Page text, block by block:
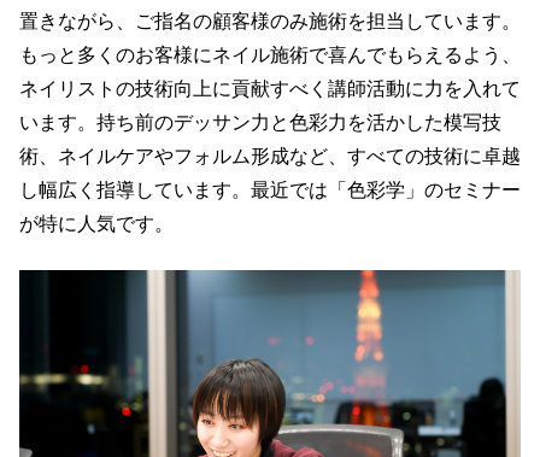
置きながら、ご指名の顧客様のみ施術を担当しています。
もっと多くのお客様にネイル施術で喜んでもらえるよう、
ネイリストの技術向上に貢献すべく講師活動に力を入れて
います。持ち前のデッサン力と色彩力を活かした模写技
術、ネイルケアやフォルム形成など、すべての技術に卓越
し幅広く指導しています。最近では「色彩学」のセミナー
が特に人気です。